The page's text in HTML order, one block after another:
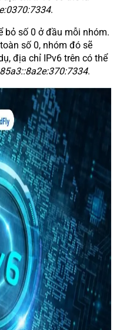
.
bỏ số 0 ở đầu mỗi nhóm.
số 0, nhóm đó sẽ
địa chỉ IPv6 trên có thể
.